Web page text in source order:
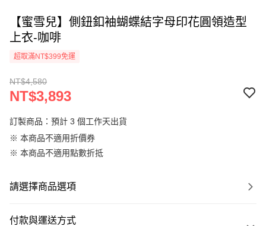
【蜜雪兒】側鈕釦袖蝴蝶結字母印花圓領造型
上衣-咖啡
超取滿NT$399免運
NT$4,580
NT$3,893
訂製商品：預計 3 個工作天出貨
※ 本商品不適用折價券
※ 本商品不適用點數折抵
請選擇商品選項
付款與運送方式